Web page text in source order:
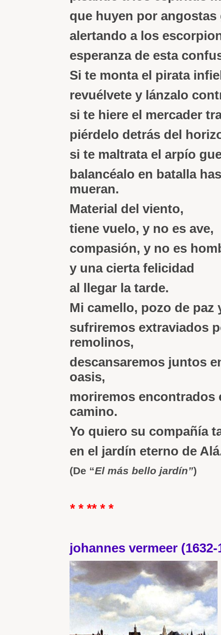
que huyen por angostas
alertando a los
esperanza de esta
Si te monta el pirata
revuélvete y lánzalo
si te hiere el mercader
piérdelo detrás del
si te maltrata el arpío
balancéalo en batalla
mueran.
Material del viento,
tiene vuelo, y no es ave,
compasión, y no es
y una cierta felicidad
al llegar la tarde.
Mi camello, pozo de paz
sufriremos extraviados
remolinos,
descansaremos juntos
oasis,
moriremos encontrados
camino.
Yo quiero su compañía
en el jardín eterno de
(De “El más bello jardín”)
* * ** * *
johannes vermeer (1632-